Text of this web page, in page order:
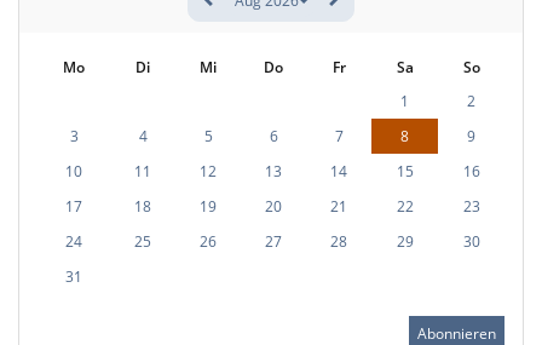
Mo Di Mi Do Fr Sa
So
1
2
3
4 5 6 7 8
9
10
11 12 13 14 15
16
17
18 19 20 21 22
23
24
25 26 27 28 29
30
31
Abonnieren